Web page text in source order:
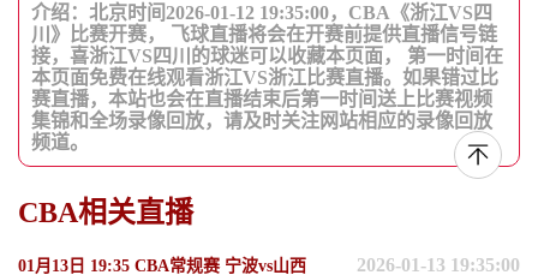
介绍：北京时间2026-01-12 19:35:00，CBA《浙江VS四
川》比赛开赛， 飞球直播将会在开赛前提供直播信号链
接，喜浙江VS四川的球迷可以收藏本页面， 第一时间在
本页面免费在线观看浙江VS浙江比赛直播。如果错过比
赛直播，本站也会在直播结束后第一时间送上比赛视频
集锦和全场录像回放，请及时关注网站相应的录像回放
频道。
CBA相关直播
01月13日 19:35 CBA常规赛 宁波vs山西 2026-01-13 19:35:00